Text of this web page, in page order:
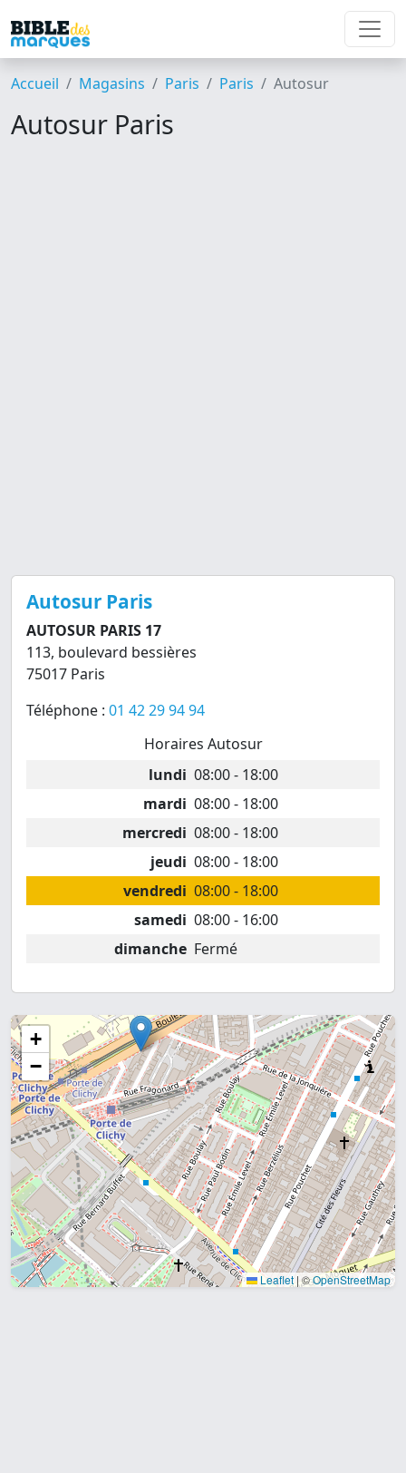
Accueil Magasins Paris Paris Autosur
Autosur Paris
Autosur Paris
AUTOSUR PARIS 17
113, boulevard bessières
75017 Paris
Téléphone : 01 42 29 94 94
Horaires Autosur
lundi 08:00 - 18:00
mardi 08:00 - 18:00
mercredi 08:00 - 18:00
jeudi 08:00 - 18:00
vendredi 08:00 - 18:00
samedi 08:00 - 16:00
dimanche Fermé
+
−
Leaflet | ©OpenStreetMap